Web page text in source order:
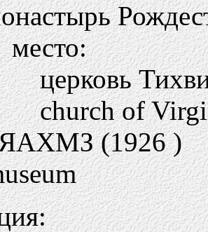
место:
церковь
church of
(1926 )